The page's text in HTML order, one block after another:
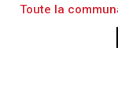
Toute la